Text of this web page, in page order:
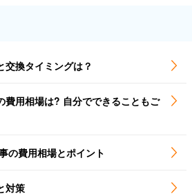
交換タイミングは？
費用相場は? 自分でできることもご
の費用相場とポイント
対策